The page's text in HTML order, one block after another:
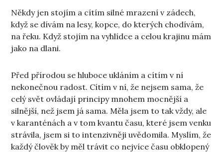
Někdy jen stojím a cítím silné mrazení v zádech,
když se dívám na lesy, kopce, do kterých chodívám,
na řeku. Když stojím na vyhlídce a celou krajinu mám
jako na dlani.
Před přírodou se hluboce ukláním a cítím v ní
nekonečnou radost. Cítím v ní, že nejsem sama, že
celý svět ovládají principy mnohem mocnější a
silnější, než jsem já sama. Měla jsem to tak vždy, ale
v karanténách a v tom kvantu času, které jsem venku
strávila, jsem si to intenzivněji uvědomila. Myslím, že
každý člověk by měl trávit co nejvíce času obklopený